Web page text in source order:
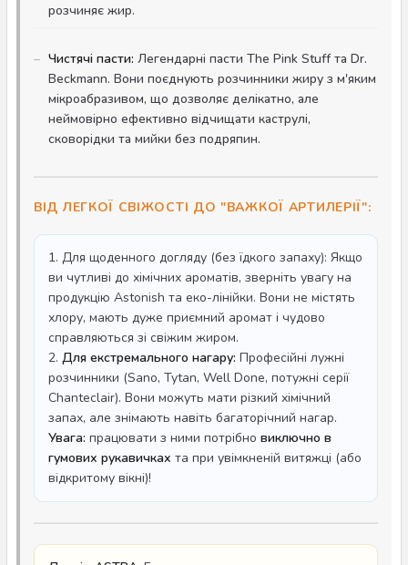
розчиняє жир.
Чистячі пасти: Легендарні пасти The Pink Stuff та Dr.
Beckmann. Вони поєднують розчинники жиру з м'яким
мікроабразивом, що дозволяє делікатно, але
неймовірно ефективно відчищати каструлі,
сковорідки та мийки без подряпин.
ВІД ЛЕГКОЇ СВІЖОСТІ ДО "ВАЖКОЇ АРТИЛЕРІЇ":
1. Для щоденного догляду (без їдкого запаху): Якщо
ви чутливі до хімічних ароматів, зверніть увагу на
продукцію Astonish та еко-лінійки. Вони не містять
хлору, мають дуже приємний аромат і чудово
справляються зі свіжим жиром.
2. Для екстремального нагару: Професійні лужні
розчинники (Sano, Tytan, Well Done, потужні серії
Chanteclair). Вони можуть мати різкий хімічний
запах, але знімають навіть багаторічний нагар.
Увага: працювати з ними потрібно виключно в
гумових рукавичках та при увімкненій витяжці (або
відкритому вікні)!